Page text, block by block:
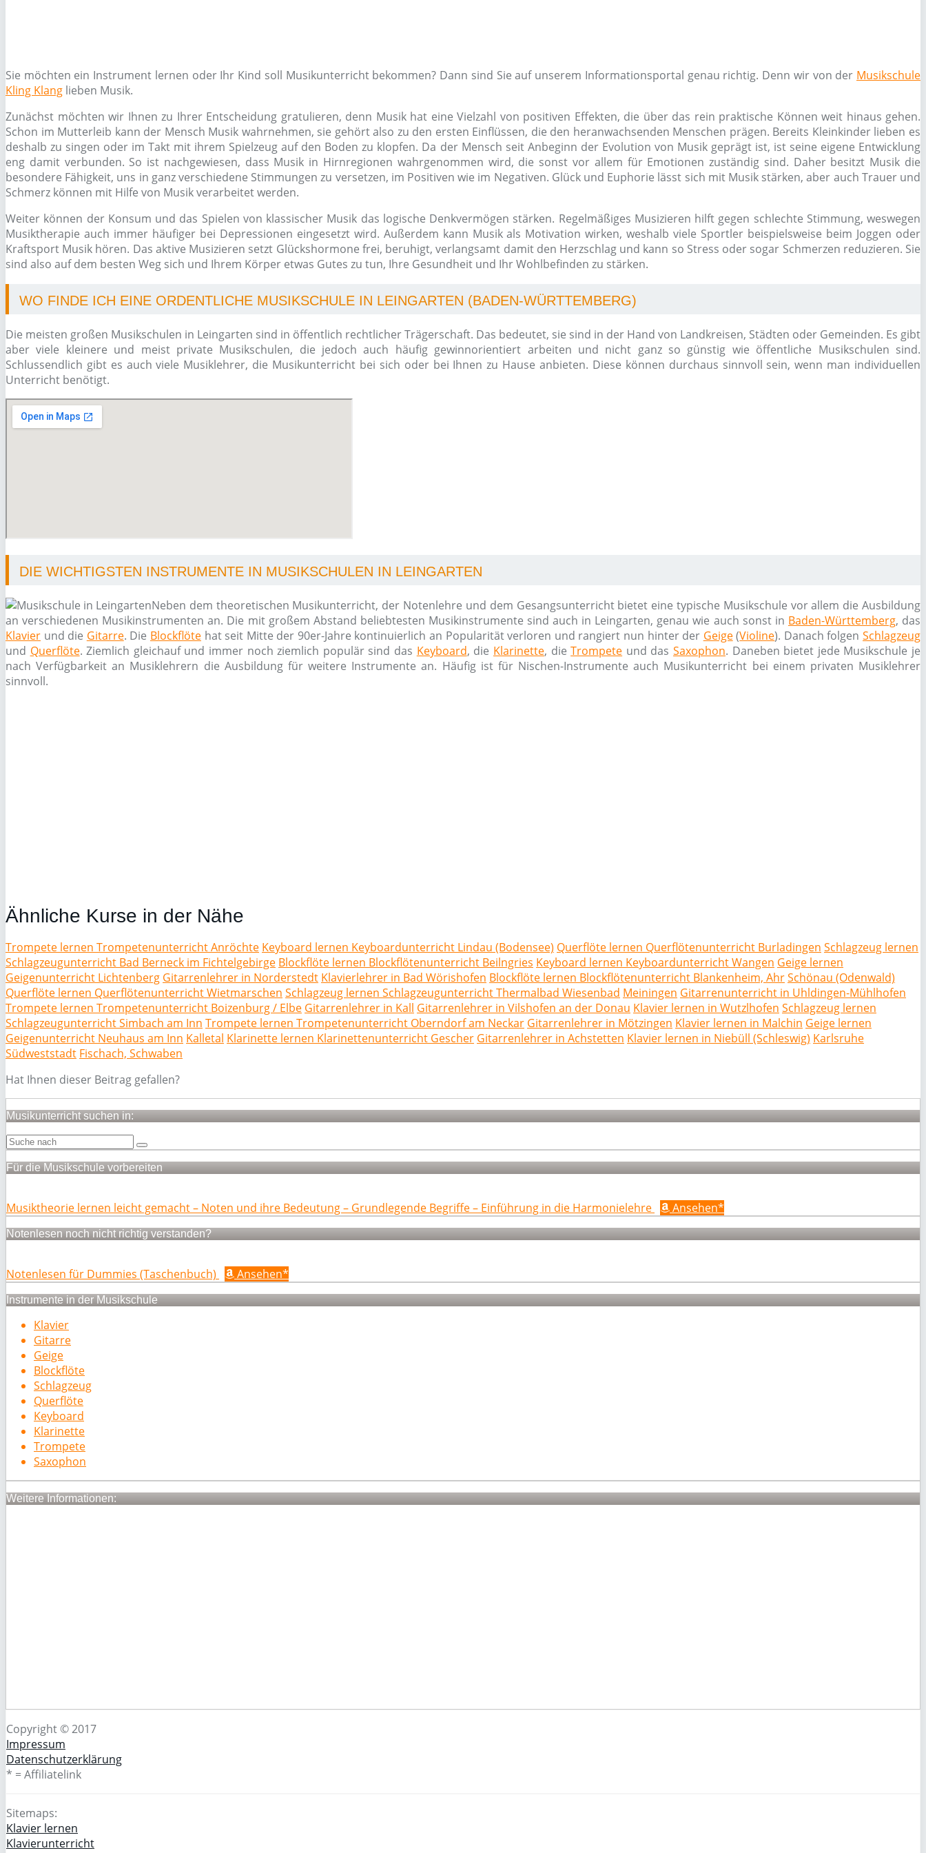
Sie möchten ein Instrument lernen oder Ihr Kind soll Musikunterricht bekommen? Dann sind Sie auf unserem Informationsportal genau richtig. Denn wir von der Musikschule
Kling Klang lieben Musik.
Zunächst möchten wir Ihnen zu Ihrer Entscheidung gratulieren, denn Musik hat eine Vielzahl von positiven Effekten, die über das rein praktische Können weit hinaus gehen.
Schon im Mutterleib kann der Mensch Musik wahrnehmen, sie gehört also zu den ersten Einflüssen, die den heranwachsenden Menschen prägen. Bereits Kleinkinder lieben es
deshalb zu singen oder im Takt mit ihrem Spielzeug auf den Boden zu klopfen. Da der Mensch seit Anbeginn der Evolution von Musik geprägt ist, ist seine eigene Entwicklung
eng damit verbunden. So ist nachgewiesen, dass Musik in Hirnregionen wahrgenommen wird, die sonst vor allem für Emotionen zuständig sind. Daher besitzt Musik die
besondere Fähigkeit, uns in ganz verschiedene Stimmungen zu versetzen, im Positiven wie im Negativen. Glück und Euphorie lässt sich mit Musik stärken, aber auch Trauer und
Schmerz können mit Hilfe von Musik verarbeitet werden.
Weiter können der Konsum und das Spielen von klassischer Musik das logische Denkvermögen stärken. Regelmäßiges Musizieren hilft gegen schlechte Stimmung, weswegen
Musiktherapie auch immer häufiger bei Depressionen eingesetzt wird. Außerdem kann Musik als Motivation wirken, weshalb viele Sportler beispielsweise beim Joggen oder
Kraftsport Musik hören. Das aktive Musizieren setzt Glückshormone frei, beruhigt, verlangsamt damit den Herzschlag und kann so Stress oder sogar Schmerzen reduzieren. Sie
sind also auf dem besten Weg sich und Ihrem Körper etwas Gutes zu tun, Ihre Gesundheit und Ihr Wohlbefinden zu stärken.
WO FINDE ICH EINE ORDENTLICHE MUSIKSCHULE IN LEINGARTEN (BADEN-WÜRTTEMBERG)
Die meisten großen Musikschulen in Leingarten sind in öffentlich rechtlicher Trägerschaft. Das bedeutet, sie sind in der Hand von Landkreisen, Städten oder Gemeinden. Es gibt
aber viele kleinere und meist private Musikschulen, die jedoch auch häufig gewinnorientiert arbeiten und nicht ganz so günstig wie öffentliche Musikschulen sind.
Schlussendlich gibt es auch viele Musiklehrer, die Musikunterricht bei sich oder bei Ihnen zu Hause anbieten. Diese können durchaus sinnvoll sein, wenn man individuellen
Unterricht benötigt.
DIE WICHTIGSTEN INSTRUMENTE IN MUSIKSCHULEN IN LEINGARTEN
Neben dem theoretischen Musikunterricht, der Notenlehre und dem Gesangsunterricht bietet eine typische Musikschule vor allem die Ausbildung
an verschiedenen Musikinstrumenten an. Die mit großem Abstand beliebtesten Musikinstrumente sind auch in Leingarten, genau wie auch sonst in Baden-Württemberg, das
Klavier und die Gitarre. Die Blockflötehat seit Mitte der 90er-Jahre kontinuierlich an Popularität verloren und rangiert nun hinter der Geige(Violine). Danach folgenSchlagzeug
und Querflöte. Ziemlich gleichauf und immer noch ziemlich populär sind das Keyboard, die Klarinette, dieTrompete und das Saxophon. Daneben bietet jede Musikschule je
nach Verfügbarkeit an Musiklehrern die Ausbildung für weitere Instrumente an. Häufig ist für Nischen-Instrumente auch Musikunterricht bei einem privaten Musiklehrer
sinnvoll.
Ähnliche Kurse in der Nähe
Trompete lernen Trompetenunterricht Anröchte Keyboard lernen Keyboardunterricht Lindau (Bodensee) Querflöte lernen Querflötenunterricht Burladingen Schlagzeug lernen
Schlagzeugunterricht Bad Berneck im Fichtelgebirge Blockflöte lernen Blockflötenunterricht Beilngries Keyboard lernen Keyboardunterricht Wangen Geige lernen
Geigenunterricht Lichtenberg Gitarrenlehrer in Norderstedt Klavierlehrer in Bad Wörishofen Blockflöte lernen Blockflötenunterricht Blankenheim, AhrSchönau (Odenwald)
Querflöte lernen Querflötenunterricht Wietmarschen Schlagzeug lernen Schlagzeugunterricht Thermalbad Wiesenbad Meiningen Gitarrenunterricht in Uhldingen-Mühlhofen
Trompete lernen Trompetenunterricht Boizenburg / Elbe Gitarrenlehrer in Kall Gitarrenlehrer in Vilshofen an der Donau Klavier lernen in Wutzlhofen Schlagzeug lernen
Schlagzeugunterricht Simbach am Inn Trompete lernen Trompetenunterricht Oberndorf am Neckar Gitarrenlehrer in Mötzingen Klavier lernen in Malchin Geige lernen
Geigenunterricht Neuhaus am Inn Kalletal Klarinette lernen Klarinettenunterricht Gescher Gitarrenlehrer in Achstetten Klavier lernen in Niebüll (Schleswig) Karlsruhe
Südweststadt Fischach, Schwaben
Hat Ihnen dieser Beitrag gefallen?
Musikunterricht suchen in:
Für die Musikschule vorbereiten
Musiktheorie lernen leicht gemacht – Noten und ihre Bedeutung – Grundlegende Begriffe – Einführung in die Harmonielehre Ansehen*
Notenlesen noch nicht richtig verstanden?
Notenlesen für Dummies (Taschenbuch) Ansehen*
Instrumente in der Musikschule
Klavier
Gitarre
Geige
Blockflöte
Schlagzeug
Querflöte
Keyboard
Klarinette
Trompete
Saxophon
Weitere Informationen:
Copyright © 2017
Impressum
Datenschutzerklärung
* = Affiliatelink
Sitemaps:
Klavier lernen
Klavierunterricht